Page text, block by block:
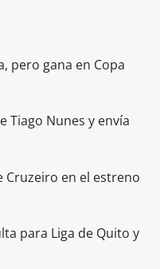
pero gana en Copa
Tiago Nunes y envía
Cruzeiro en el estreno
para Liga de Quito y